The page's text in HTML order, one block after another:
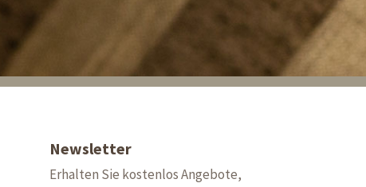
Newsletter
Erhalten Sie kostenlos Angebote,